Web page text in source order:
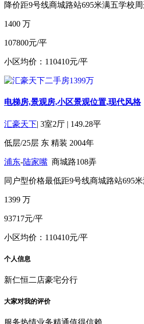
降价距9号线商城路站695米满五学校周
1400 万
107800元/平
小区均价：110410元/平
电梯房,景观房,小区景观位置,现代风格
汇豪天下| 3室2厅 | 149.28平
低层/25层 东 精装 2004年
浦东-陆家嘴 商城路108弄
同户型价格最低距9号线商城路站695米
1399 万
93717元/平
小区均价：110410元/平
个人信息
新仁恒二店豪宅分行
大家对我的评价